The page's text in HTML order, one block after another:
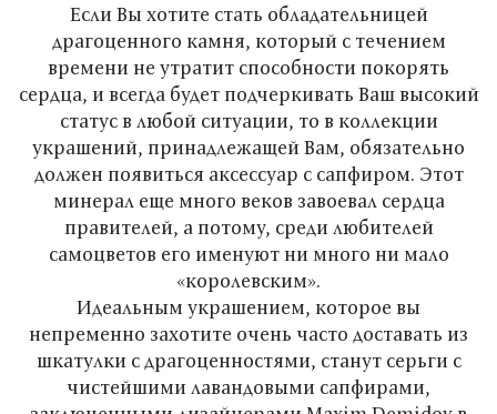
Если Вы хотите стать обладательницей
драгоценного камня, который с течением
времени не утратит способности покорять
сердца, и всегда будет подчеркивать Ваш высокий
статус в любой ситуации, то в коллекции
украшений, принадлежащей Вам, обязательно
должен появиться аксессуар с сапфиром. Этот
минерал еще много веков завоевал сердца
правителей, а потому, среди любителей
самоцветов его именуют ни много ни мало
«королевским».
Идеальным украшением, которое вы
непременно захотите очень часто доставать из
шкатулки с драгоценностями, станут серьги с
чистейшими лавандовыми сапфирами,